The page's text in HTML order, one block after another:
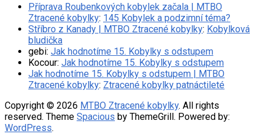
Příprava Roubenkových kobylek začala | MTBO
Ztracené kobylky: 145 Kobylek a podzimní téma?
Stříbro z Kanady | MTBO Ztracené kobylky: Kobylková
bludička
gebi: Jak hodnotíme 15. Kobylky s odstupem
Kocour: Jak hodnotíme 15. Kobylky s odstupem
Jak hodnotíme 15. Kobylky s odstupem | MTBO
Ztracené kobylky: Ztracené kobylky patnáctileté
Copyright © 2026 MTBO Ztracené kobylky. All rights
reserved. Theme Spacious by ThemeGrill. Powered by:
WordPress.